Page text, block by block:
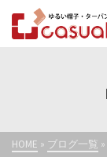
HOME » ブログ一覧 »